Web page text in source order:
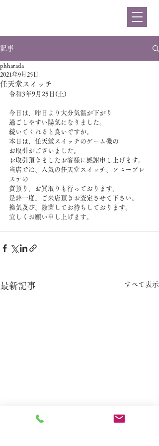
記事
任天堂スイッチ
phharada
2021年9月25日
令和3年9月25日(土)
今日は、昨日より大分気温が下がり
過ごしやすい陽気になりました。
続いてくれると良いですが。
本日は、任天堂スイッチのゲーム機の
お取引がございました。
お取引頂きましたお客様に感謝申し上げます。
当店では、人気の任天堂スイッチ、ソニープレ
ステの
質預り、お買取りも行っております。
是非一度、ご来店頂きお査定させて下さい。
換気及び、除菌してお待ちしております。
宜しくお願い申し上げます。
最新記事 すべて表示